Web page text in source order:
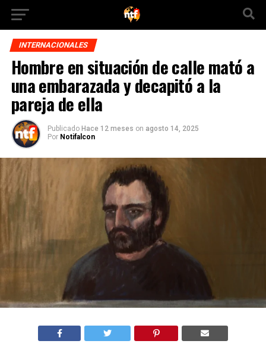
INTERNACIONALES
Hombre en situación de calle mató a
una embarazada y decapitó a la
pareja de ella
Publicado Hace 12 meses on agosto 14, 2025
Por Notifalcon